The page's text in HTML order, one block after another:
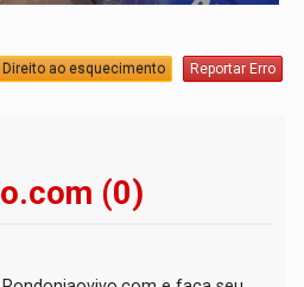
Direito ao esquecimento Reportar Erro
(0)